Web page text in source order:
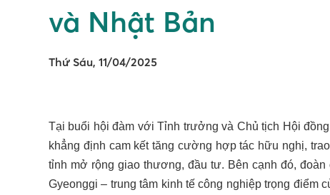
và Nhật Bản
Thứ Sáu, 11/04/2025
Tại buổi hội đàm với Tỉnh trưởng và Chủ tịch Hội
khẳng định cam kết tăng cường hợp tác hữu nghị,
tỉnh mở rộng giao thương, đầu tư. Bên cạnh đó,
Gyeonggi – trung tâm kinh tế công nghiệp trọng điểm